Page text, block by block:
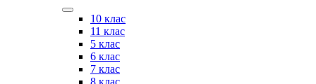
10 клас
11 клас
5 клас
6 клас
7 клас
8 клас